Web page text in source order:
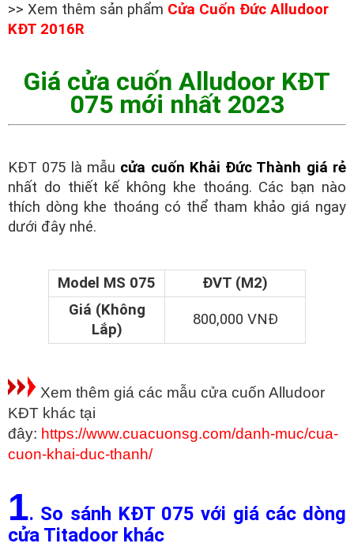
>> Xem thêm sản phẩm Cửa Cuốn Đức Alludoor
KĐT 2016R
Giá cửa cuốn Alludoor KĐT
075 mới nhất 2023
KĐT 075 là mẫu cửa cuốn Khải Đức Thành giá rẻ
nhất do thiết kế không khe thoáng. Các bạn nào
thích dòng khe thoáng có thể tham khảo giá ngay
dưới đây nhé.
Model MS 075
ĐVT (M2)
Giá (Không
Lắp)
800,000 VNĐ
Xem thêm giá các mẫu cửa cuốn Alludoor
KĐT khác tại
đây: https://www.cuacuonsg.com/danh-muc/cua-
cuon-khai-duc-thanh/
1. So sánh KĐT 075 với giá các dòng
cửa Titadoor khác